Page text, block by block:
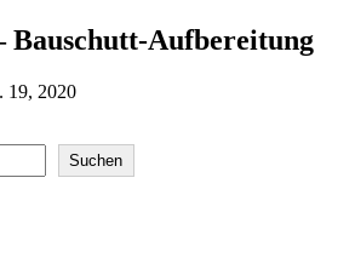
Bauschutt-Aufbereitung
19, 2020
Suchen